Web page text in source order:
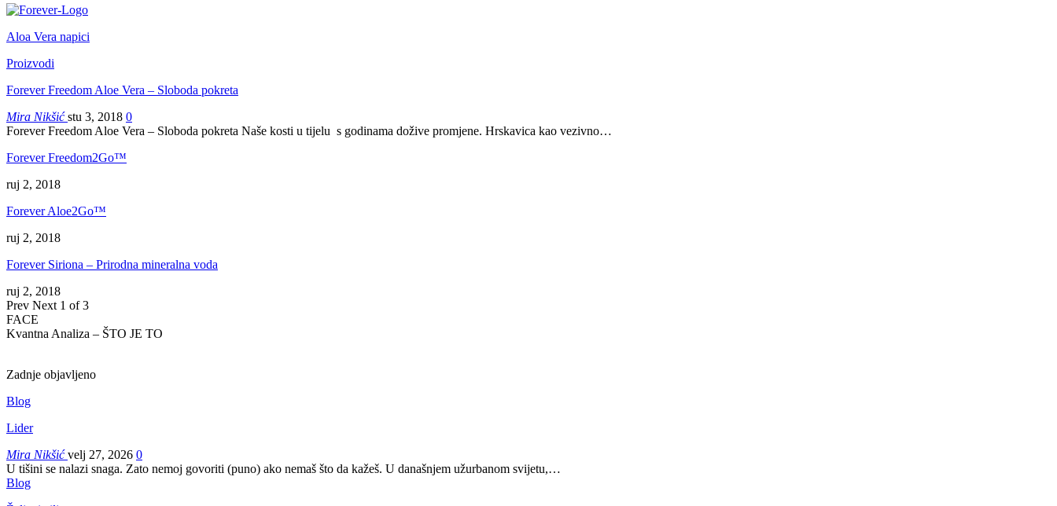
Aloa Vera napici
Proizvodi
Forever Freedom Aloe Vera – Sloboda pokreta
Mira Nikšićstu 3, 2018 0
Forever Freedom Aloe Vera – Sloboda pokreta Naše kosti u tijelu s godinama dožive promjene. Hrskavica kao vezivno…
Forever Freedom2Go™
ruj 2, 2018
Forever Aloe2Go™
ruj 2, 2018
Forever Siriona – Prirodna mineralna voda
ruj 2, 2018
Prev Next 1 of 3
FACE
Kvantna Analiza – ŠTO JE TO
Zadnje objavljeno
Blog
Lider
Mira Nikšićvelj 27, 2026 0
U tišini se nalazi snaga. Zato nemoj govoriti (puno) ako nemaš što da kažeš. U današnjem užurbanom svijetu,…
Blog